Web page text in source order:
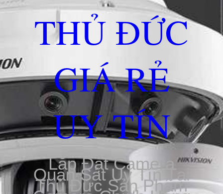
THỦ ĐỨC
GIÁ RẺ
UY TÍN
Lắp Đặt Camera
Quan Sát Uy Tín Tại
Thủ Đức Sản Phẩm